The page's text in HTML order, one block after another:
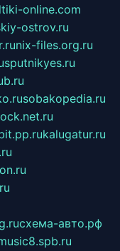
online.com
ostrov.ru
nix-files.org.ru
sputnikyes.ru
sobakopedia.ru
kalugatur.ru
схема-авто.рф